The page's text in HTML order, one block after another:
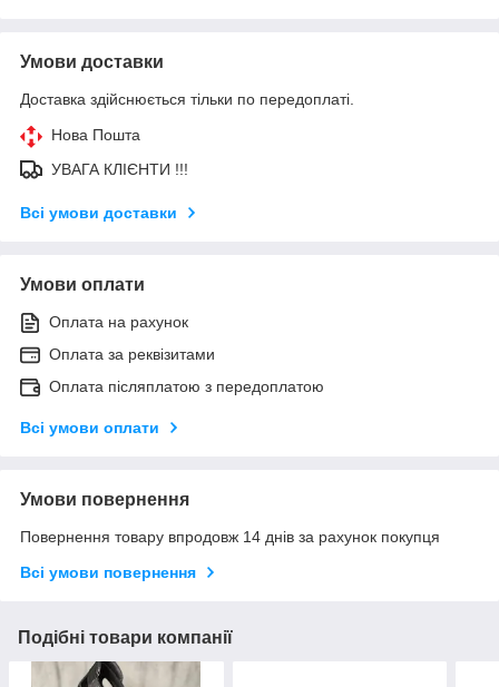
Умови доставки
Доставка здійснюється тільки по передоплаті.
Нова Пошта
УВАГА КЛІЄНТИ !!!
Всі умови доставки
Умови оплати
Оплата на рахунок
Оплата за реквізитами
Оплата післяплатою з передоплатою
Всі умови оплати
Умови повернення
Повернення товару впродовж 14 днів за рахунок покупця
Всі умови повернення
Подібні товари компанії